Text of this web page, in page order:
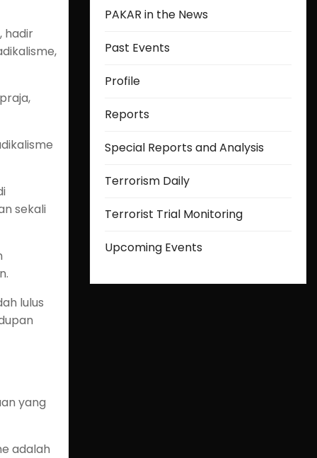
hadir
sekali
lulus
yang
adalah
PAKAR in the News
Past Events
Profile
Reports
Special Reports and Analysis
Terrorism Daily
Terrorist Trial Monitoring
Upcoming Events